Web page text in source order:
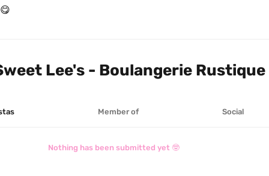
Lee's - Boulangerie Rustique
Member of Social
Nothing has been submitted yet 🤓